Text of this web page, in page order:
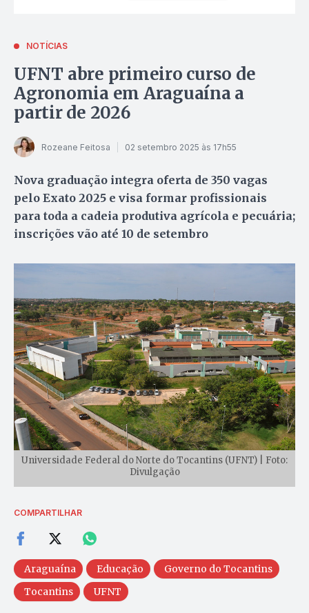
NOTÍCIAS
UFNT abre primeiro curso de
Agronomia em Araguaína a
partir de 2026
Rozeane Feitosa 02 setembro 2025 às 17h55
Nova graduação integra oferta de 350 vagas
pelo Exato 2025 e visa formar profissionais
para toda a cadeia produtiva agrícola e pecuária;
inscrições vão até 10 de setembro
Universidade Federal do Norte do Tocantins (UFNT) | Foto:
Divulgação
COMPARTILHAR
Araguaína Educação
Governo do Tocantins
Tocantins
UFNT